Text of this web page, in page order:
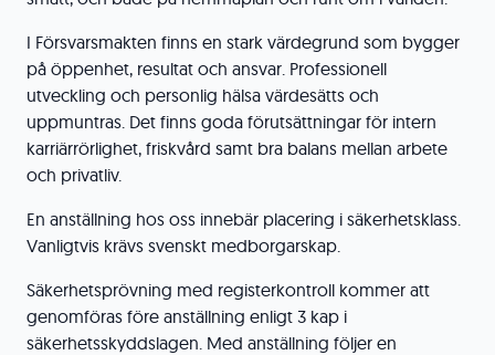
I Försvarsmakten finns en stark värdegrund som bygger
på öppenhet, resultat och ansvar. Professionell
utveckling och personlig hälsa värdesätts och
uppmuntras. Det finns goda förutsättningar för intern
karriärrörlighet, friskvård samt bra balans mellan arbete
och privatliv.
En anställning hos oss innebär placering i säkerhetsklass.
Vanligtvis krävs svenskt medborgarskap.
Säkerhetsprövning med registerkontroll kommer att
genomföras före anställning enligt 3 kap i
säkerhetsskyddslagen. Med anställning följer en